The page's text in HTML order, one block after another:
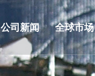
公司新闻 全球市场